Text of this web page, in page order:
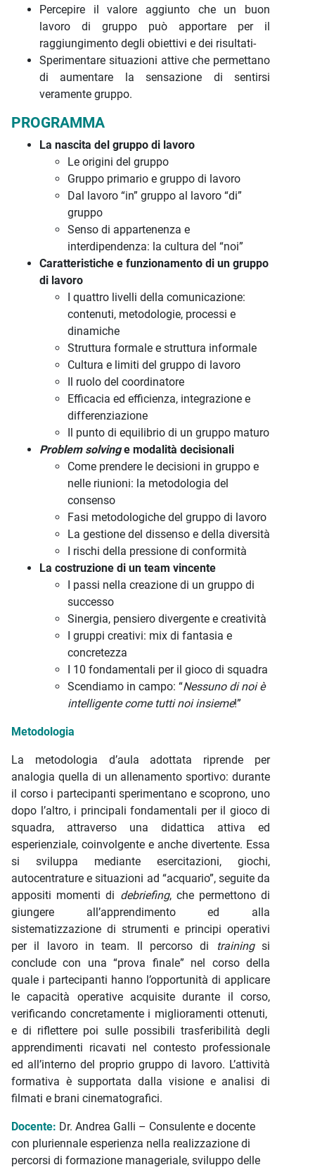
Percepire il valore aggiunto che un buon
lavoro di gruppo può apportare per il
raggiungimento degli obiettivi e dei risultati-
Sperimentare situazioni attive che permettano
di aumentare la sensazione di sentirsi
veramente gruppo.
PROGRAMMA
La nascita del gruppo di lavoro
Le origini del gruppo
Gruppo primario e gruppo di lavoro
Dal lavoro “in” gruppo al lavoro “di”
gruppo
Senso di appartenenza e
interdipendenza: la cultura del “noi”
Caratteristiche e funzionamento di un gruppo
di lavoro
I quattro livelli della comunicazione:
contenuti, metodologie, processi e
dinamiche
Struttura formale e struttura informale
Cultura e limiti del gruppo di lavoro
Il ruolo del coordinatore
Efficacia ed efficienza, integrazione e
differenziazione
Il punto di equilibrio di un gruppo maturo
Problem solvinge modalità decisionali
Come prendere le decisioni in gruppo e
nelle riunioni: la metodologia del
consenso
Fasi metodologiche del gruppo di lavoro
La gestione del dissenso e della diversità
I rischi della pressione di conformità
La costruzione di un team vincente
I passi nella creazione di un gruppo di
successo
Sinergia, pensiero divergente e creatività
I gruppi creativi: mix di fantasia e
concretezza
I 10 fondamentali per il gioco di squadra
Scendiamo in campo: “Nessuno di noi è
intelligentecome tutti noi insieme!”
Metodologia
La metodologia d’aula adottata riprende per
analogia quella di un allenamento sportivo: durante
il corso i partecipanti sperimentano e scoprono, uno
dopo l’altro, i principali fondamentali per il gioco di
squadra, attraverso una didattica attiva ed
esperienziale, coinvolgente e anche divertente. Essa
si sviluppa mediante esercitazioni, giochi,
autocentrature e situazioni ad “acquario”, seguite da
appositi momenti di debriefing, che permettono di
giungere all’apprendimento ed alla
sistematizzazione di strumenti e principi operativi
per il lavoro in team. Il percorso di
trainingsi
conclude con una “prova finale” nel corso della
quale i partecipanti hanno l’opportunità di applicare
le capacità operative acquisite durante il corso,
verificando concretamente i miglioramenti ottenuti,
e di riflettere poi sulle possibili trasferibilità degli
apprendimenti ricavati nel contesto professionale
ed all’interno del proprio gruppo di lavoro. L’attività
formativa è supportata dalla visione e analisi di
filmati e brani cinematografici.
Docente: Dr. Andrea Galli – Consulente e docente
con pluriennale esperienza nella realizzazione di
percorsi di formazione manageriale, sviluppo delle